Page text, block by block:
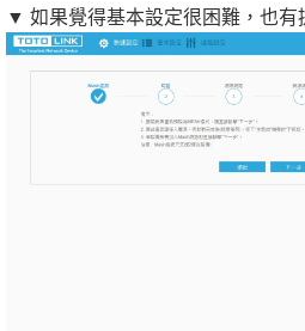
▼ 如果覺得基本設定很困難，也有